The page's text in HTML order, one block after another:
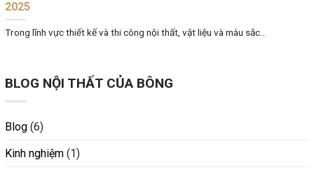
2025
Trong lĩnh vực thiết kế và thi công nội thất, vật liệu và màu sắc...
BLOG NỘI THẤT CỦA BÔNG
Blog (6)
Kinh nghiệm (1)